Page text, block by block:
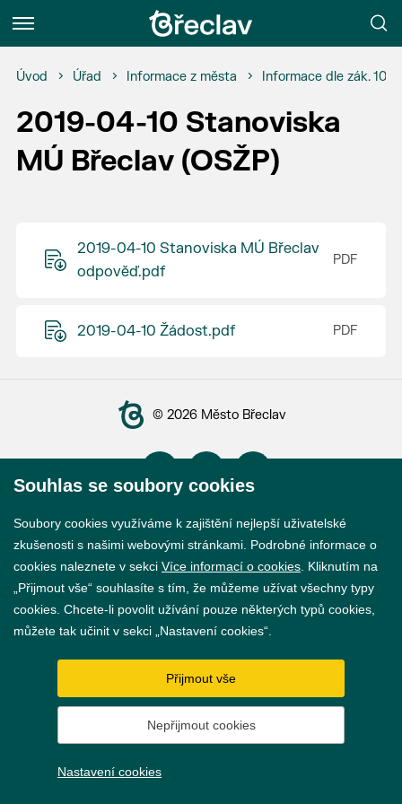
Menu
Úvod Úřad Informace z města Informace dle zák.
2019-04-10 Stanoviska
MÚ Břeclav (OSŽP)
2019-04-10 Stanoviska MÚ Břeclav
odpověď.pdf
2019-04-10 Žádost.pdf
© 2026 Město Břeclav
Prohlášení o přístupnosti
GDPR
Souhlas se soubory cookies
Soubory cookies využíváme k zajištění nejlepší uživatelské
zkušenosti s našimi webovými stránkami. Podrobné informace o
cookies naleznete v sekci Více informací o cookies . Kliknutím na
„Přijmout vše“ souhlasíte s tím, že můžeme užívat všechny typy
cookies. Chcete-li povolit užívání pouze některých typů cookies,
můžete tak učinit v sekci „Nastavení cookies“.
Přijmout vše
Nepřijmout cookies
Nastavení cookies